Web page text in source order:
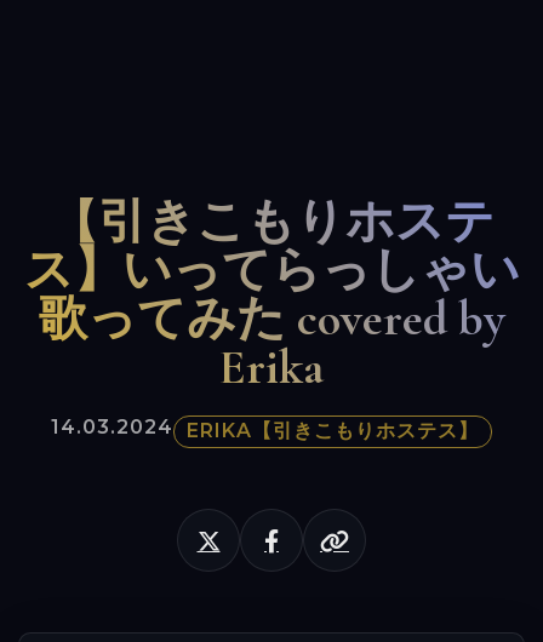
【引きこもりホステ
ス】いってらっしゃい
歌ってみた covered by
Erika
14.03.2024 ERIKA【引きこもりホステス】